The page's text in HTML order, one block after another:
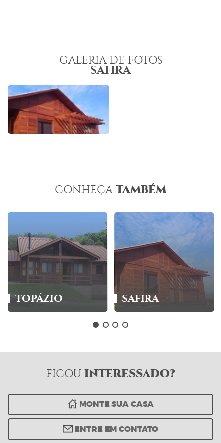
GALERIA DE FOTOS
SAFIRA
CONHEÇA TAMBÉM
TOPÁZIO SAFIRA
FICOU INTERESSADO?
MONTE SUA CASA
ENTRE EM CONTATO